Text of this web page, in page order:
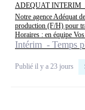
ADEQUAT INTERIM
Notre agence Adéquat
production (F/H) pour
Horaires : en équipe Vos
Intérim - Temps
Publié il y a 23 jours